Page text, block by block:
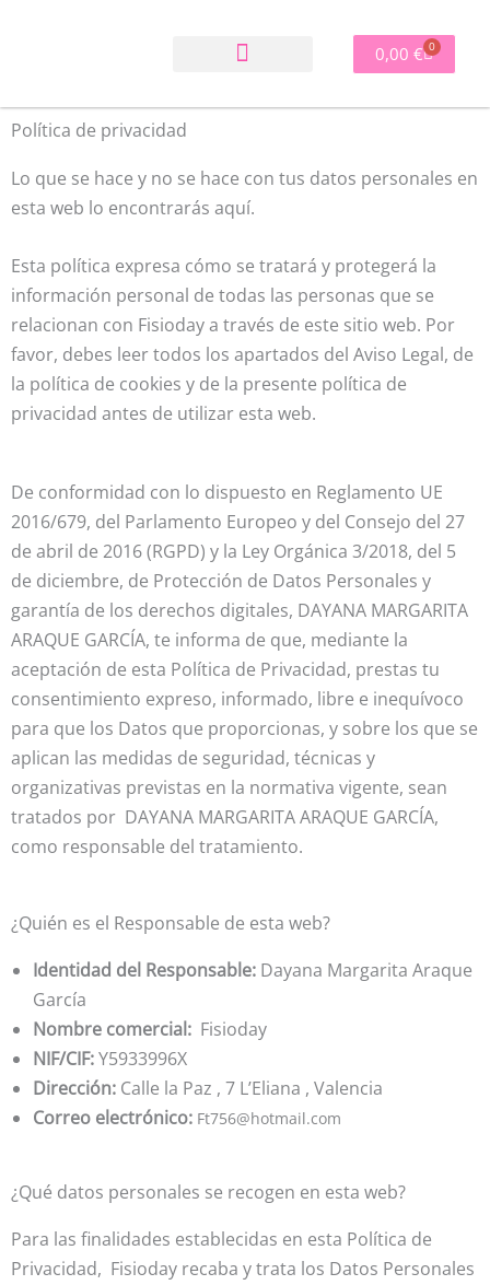
0,00€ 0
Carrito
Política de privacidad
Lo que se hace y no se hace con tus datos personales en
esta web lo encontrarás aquí.
Esta política expresa cómo se tratará y protegerá la
información personal de todas las personas que se
relacionan con Fisioday a través de este sitio web. Por
favor, debes leer todos los apartados del Aviso Legal, de
la política de cookies y de la presente política de
privacidad antes de utilizar esta web.
De conformidad con lo dispuesto en Reglamento UE
2016/679, del Parlamento Europeo y del Consejo del 27
de abril de 2016 (RGPD) y la Ley Orgánica 3/2018, del 5
de diciembre, de Protección de Datos Personales y
garantía de los derechos digitales, DAYANA MARGARITA
ARAQUE GARCÍA, te informa de que, mediante la
aceptación de esta Política de Privacidad, prestas tu
consentimiento expreso, informado, libre e inequívoco
para que los Datos que proporcionas, y sobre los que se
aplican las medidas de seguridad, técnicas y
organizativas previstas en la normativa vigente, sean
tratados por DAYANA MARGARITA ARAQUE GARCÍA,
como responsable del tratamiento.
¿Quién es el Responsable de esta web?
Identidad del Responsable: Dayana Margarita Araque
García
Nombre comercial: Fisioday
NIF/CIF:Y5933996X
Dirección: Calle la Paz , 7 L’Eliana , Valencia
Correo electrónico: Ft756@hotmail.com
¿Qué datos personales se recogen en esta web?
Para las finalidades establecidas en esta Política de
Privacidad, Fisioday recaba y trata los Datos Personales